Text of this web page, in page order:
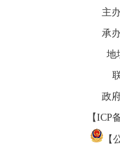
在《申请表》
申请人告知原
4、县民
后15天内完成
主
承
地
政
【ICP
【